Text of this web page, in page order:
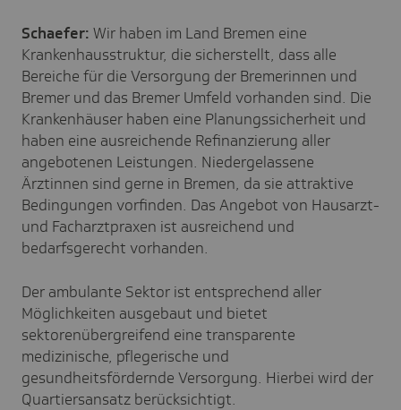
Schaefer: Wir haben im Land Bremen eine
Krankenhausstruktur, die sicherstellt, dass alle
Bereiche für die Versorgung der Bremerinnen und
Bremer und das Bremer Umfeld vorhanden sind. Die
Krankenhäuser haben eine Planungssicherheit und
haben eine ausreichende Refinanzierung aller
angebotenen Leistungen. Niedergelassene
Ärztinnen sind gerne in Bremen, da sie attraktive
Bedingungen vorfinden. Das Angebot von Hausarzt-
und Facharztpraxen ist ausreichend und
bedarfsgerecht vorhanden.
Der ambulante Sektor ist entsprechend aller
Möglichkeiten ausgebaut und bietet
sektorenübergreifend eine transparente
medizinische, pflegerische und
gesundheitsfördernde Versorgung. Hierbei wird der
Quartiersansatz berücksichtigt.